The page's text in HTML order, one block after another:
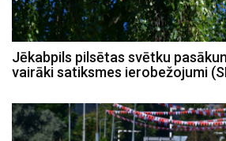
Jēkabpils pilsētas svētku
vairāki satiksmes ierobežojumi